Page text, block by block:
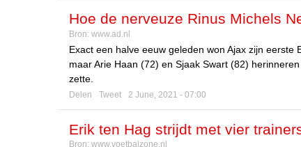
Hoe de nerveuze Rinus Michels
Bron: www.ad.nl
Exact een halve eeuw geleden won Ajax zijn
maar Arie Haan (72) en Sjaak Swart (82)
zette.
Delen Tweet 2 June, 2021 - 07:00
Erik ten Hag strijdt met vier
Bron: www.voetbalzone.nl